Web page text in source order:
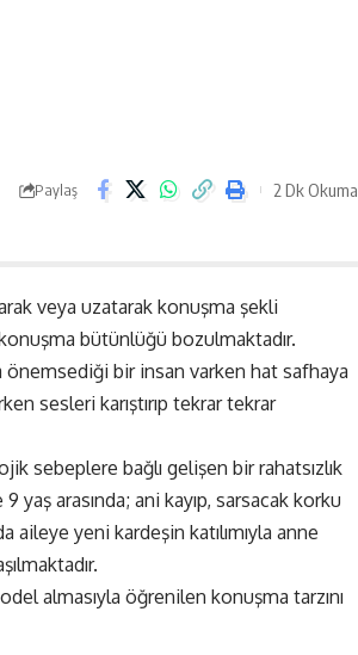
Paylaş 2 Dk Okuma
veya uzatarak konuşma şekli
bütünlüğü bozulmaktadır.
önemsediği bir insan varken hat safhaya
sesleri karıştırıp tekrar tekrar
sebeplere bağlı gelişen bir rahatsızlık
arasında; ani kayıp, sarsacak korku
yeni kardeşin katılımıyla anne
almasıyla öğrenilen konuşma tarzını